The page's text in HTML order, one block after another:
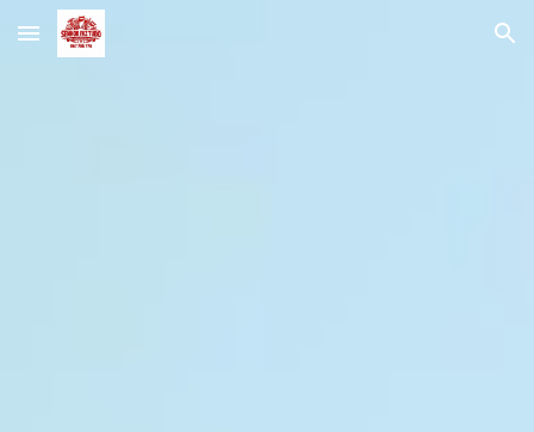
Skip to main content Skip to navigation